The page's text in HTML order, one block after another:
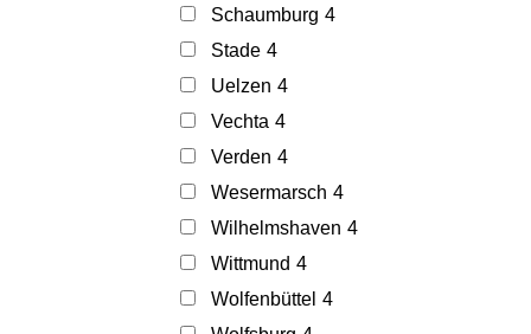
Schaumburg 4
Stade 4
Uelzen 4
Vechta 4
Verden 4
Wesermarsch 4
Wilhelmshaven 4
Wittmund 4
Wolfenbüttel 4